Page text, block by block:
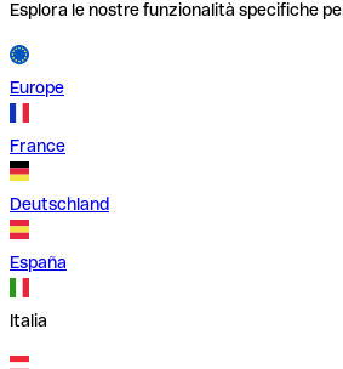
Esplora le nostre funzionalità specifiche
Europe
France
Deutschland
España
Italia